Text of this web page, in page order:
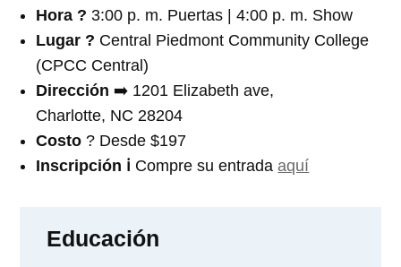
Hora ? 3:00 p. m. Puertas | 4:00 p. m. Show
Lugar ? Central Piedmont Community College
(CPCC Central)
Dirección ➡️ 1201 Elizabeth ave,
Charlotte, NC 28204
Costo ? Desde $197
Inscripción ℹ️ Compre su entradaaquí
Educación